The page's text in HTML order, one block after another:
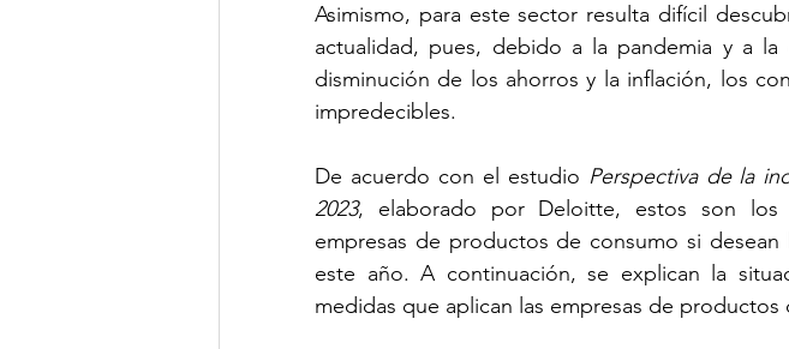
Asimismo, para este sector resulta difícil
actualidad, pues, debido a la pandemia y a
disminución de los ahorros y la inflación, los
impredecibles.
De acuerdo con el estudio Perspectiva de la
2023, elaborado por Deloitte, estos son los
empresas de productos de consumo si
este año. A continuación, se explican la
medidas que aplican las empresas de productos